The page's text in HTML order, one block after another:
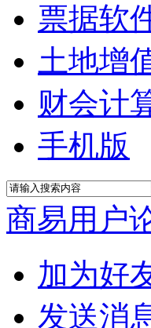
票据软
土地增
财会计
手机版
商易用户
加为好
发送消